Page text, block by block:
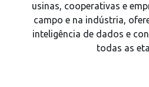
usinas, cooperativas e
campo e na indústria,
inteligência de dados e
todas as